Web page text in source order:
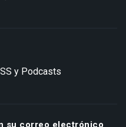
y Podcasts
su correo electrónico